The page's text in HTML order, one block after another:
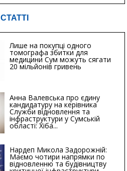
СТАТТІ
Лише на покупці одного
томографа збитки для
медицини Сум можуть сягати
20 мільйонів гривень
Анна Валевська про єдину
кандидатуру на керівника
Служби відновлення та
інфраструктури у Сумській
області: Хіба...
Нардеп Микола Задорожній:
Маємо чотири напрямки по
відновленню та будівництву